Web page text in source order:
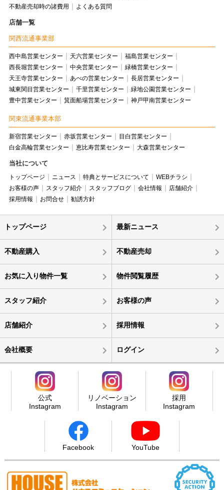
不動産売却時の諸費用
よくある質問
店舗一覧
関西流通事業部
西中島営業センター 天六営業センター
福島営業センター
西長堀営業センター
中央営業センター
緑橋営業センター
天王寺営業センター
あべの営業センター
長居営業センター
城東関目営業センター
千里営業センター
緑地公園営業センター
豊中営業センター
箕面船場営業センター 神戸甲南営業センター
関東流通事業本部
新宿営業センター 赤坂営業センター
目白営業センター
白金高輪営業センター
恵比寿営業センター 大森営業センター
当社について
トップページ ニュース 特典とサービスについて
WEBチラシ
お客様の声
スタッフ紹介 スタッフブログ 会社情報
店舗紹介
採用情報
お問合せ 勧誘方針
トップページ 最新ニュース
不動産購入 不動産売却
お気に入り物件一覧 物件閲覧履歴
スタッフ紹介 お客様の声
店舗紹介 採用情報
会社概要 ログイン
公式
Instagram
リノベーション
Instagram
採用
Instagram
Facebook YouTube